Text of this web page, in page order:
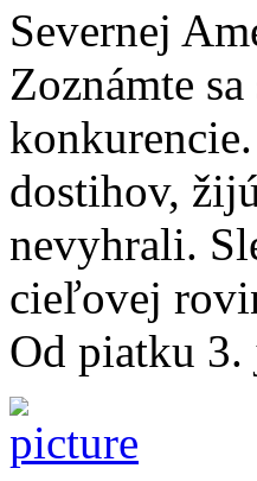
Severnej
Zoznámte
dostihov,
nevyhrali.
cieľovej
Od piatku